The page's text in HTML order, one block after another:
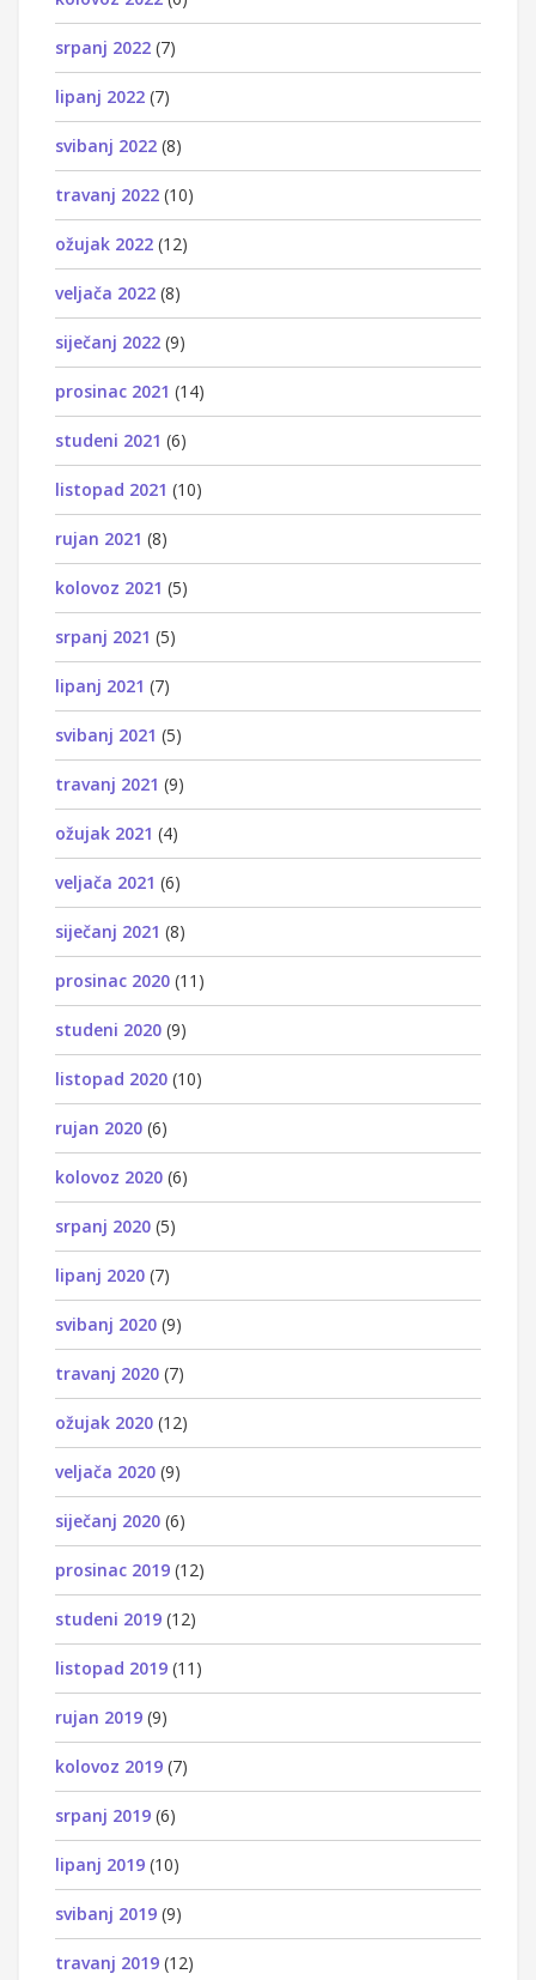
srpanj 2022 (7)
lipanj 2022 (7)
svibanj 2022 (8)
travanj 2022 (10)
ožujak 2022 (12)
veljača 2022 (8)
siječanj 2022 (9)
prosinac 2021 (14)
studeni 2021 (6)
listopad 2021 (10)
rujan 2021 (8)
kolovoz 2021 (5)
srpanj 2021 (5)
lipanj 2021 (7)
svibanj 2021 (5)
travanj 2021 (9)
ožujak 2021 (4)
veljača 2021 (6)
siječanj 2021 (8)
prosinac 2020 (11)
studeni 2020 (9)
listopad 2020 (10)
rujan 2020 (6)
kolovoz 2020 (6)
srpanj 2020 (5)
lipanj 2020 (7)
svibanj 2020 (9)
travanj 2020 (7)
ožujak 2020 (12)
veljača 2020 (9)
siječanj 2020 (6)
prosinac 2019 (12)
studeni 2019 (12)
listopad 2019 (11)
rujan 2019 (9)
kolovoz 2019 (7)
srpanj 2019 (6)
lipanj 2019 (10)
svibanj 2019 (9)
travanj 2019 (12)